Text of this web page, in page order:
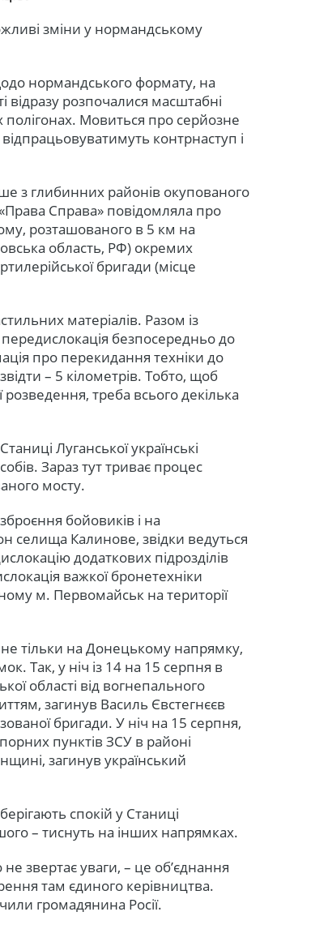
зміни у нормандському
нормандського формату, на
відразу розпочалися масштабні
Мовиться про серйозне
контрнаступ і
з глибинних районів окупованого
«Права Справа» повідомляла про
розташованого в 5 км на
область, РФ) окремих
бригади (місце
матеріалів. Разом із
безпосередньо до
про перекидання техніки до
– 5 кілометрів. Тобто, щоб
розведення, треба всього декілька
Луганської українські
Зараз тут триває процес
мосту.
бойовиків і на
селища Калинове, звідки ведуться
додаткових підрозділів
важкої бронетехніки
м. Первомайськ на території
тільки на Донецькому напрямку,
Так, у ніч із 14 на 15 серпня в
області від вогнепального
загинув Василь Євстегнєєв
бригади. У ніч на 15 серпня,
пунктів ЗСУ в районі
загинув український
спокій у Станиці
– тиснуть на інших напрямках.
звертає уваги, – це об’єднання
там єдиного керівництва.
громадянина Росії.